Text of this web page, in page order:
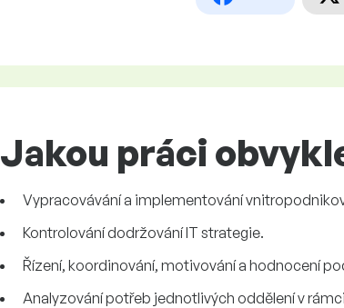
Jakou práci
Vypracovávání a implementování
Kontrolování dodržování IT strategie.
Řízení, koordinování, motivování a hodnocení
Analyzování potřeb jednotlivých oddělení v